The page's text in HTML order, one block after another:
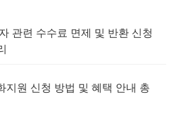
관련 수수료 면제 및 반환 신청
지원 신청 방법 및 혜택 안내 총